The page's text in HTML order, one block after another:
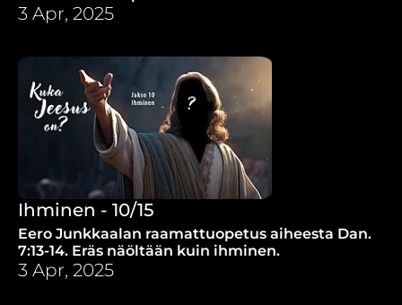
3 Apr, 2025
Ihminen - 10/15
Eero Junkkaalan raamattuopetus aiheesta Dan.
7:13-14. Eräs näöltään kuin ihminen.
3 Apr, 2025